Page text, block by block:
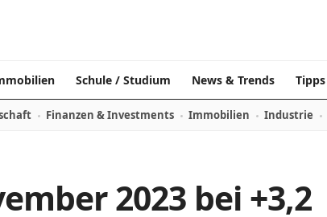
Schule / Studium News & Trends
Finanzen & Investments Immobilien Industrie
2023 bei +3,2